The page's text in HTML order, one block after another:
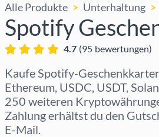
Alle Produkte Unterhaltung
Spotify
4.7 (95 bewertungen)
Kaufe Spotify-
Ethereum, USDC, USDT,
250 weiteren
Zahlung erhältst du den
E-Mail.